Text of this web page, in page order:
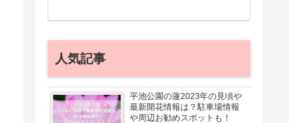
人気記事
平池公園の蓮2023年の見頃や
最新開花情報は？駐車場情報
や周辺お勧めスポットも！